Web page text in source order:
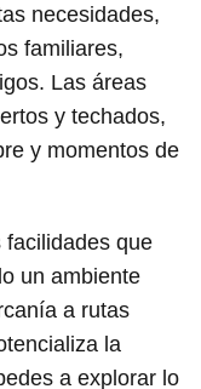
necesidades,
familiares,
Las áreas
y techados,
y momentos de
facilidades que
un ambiente
a rutas
la
a explorar lo